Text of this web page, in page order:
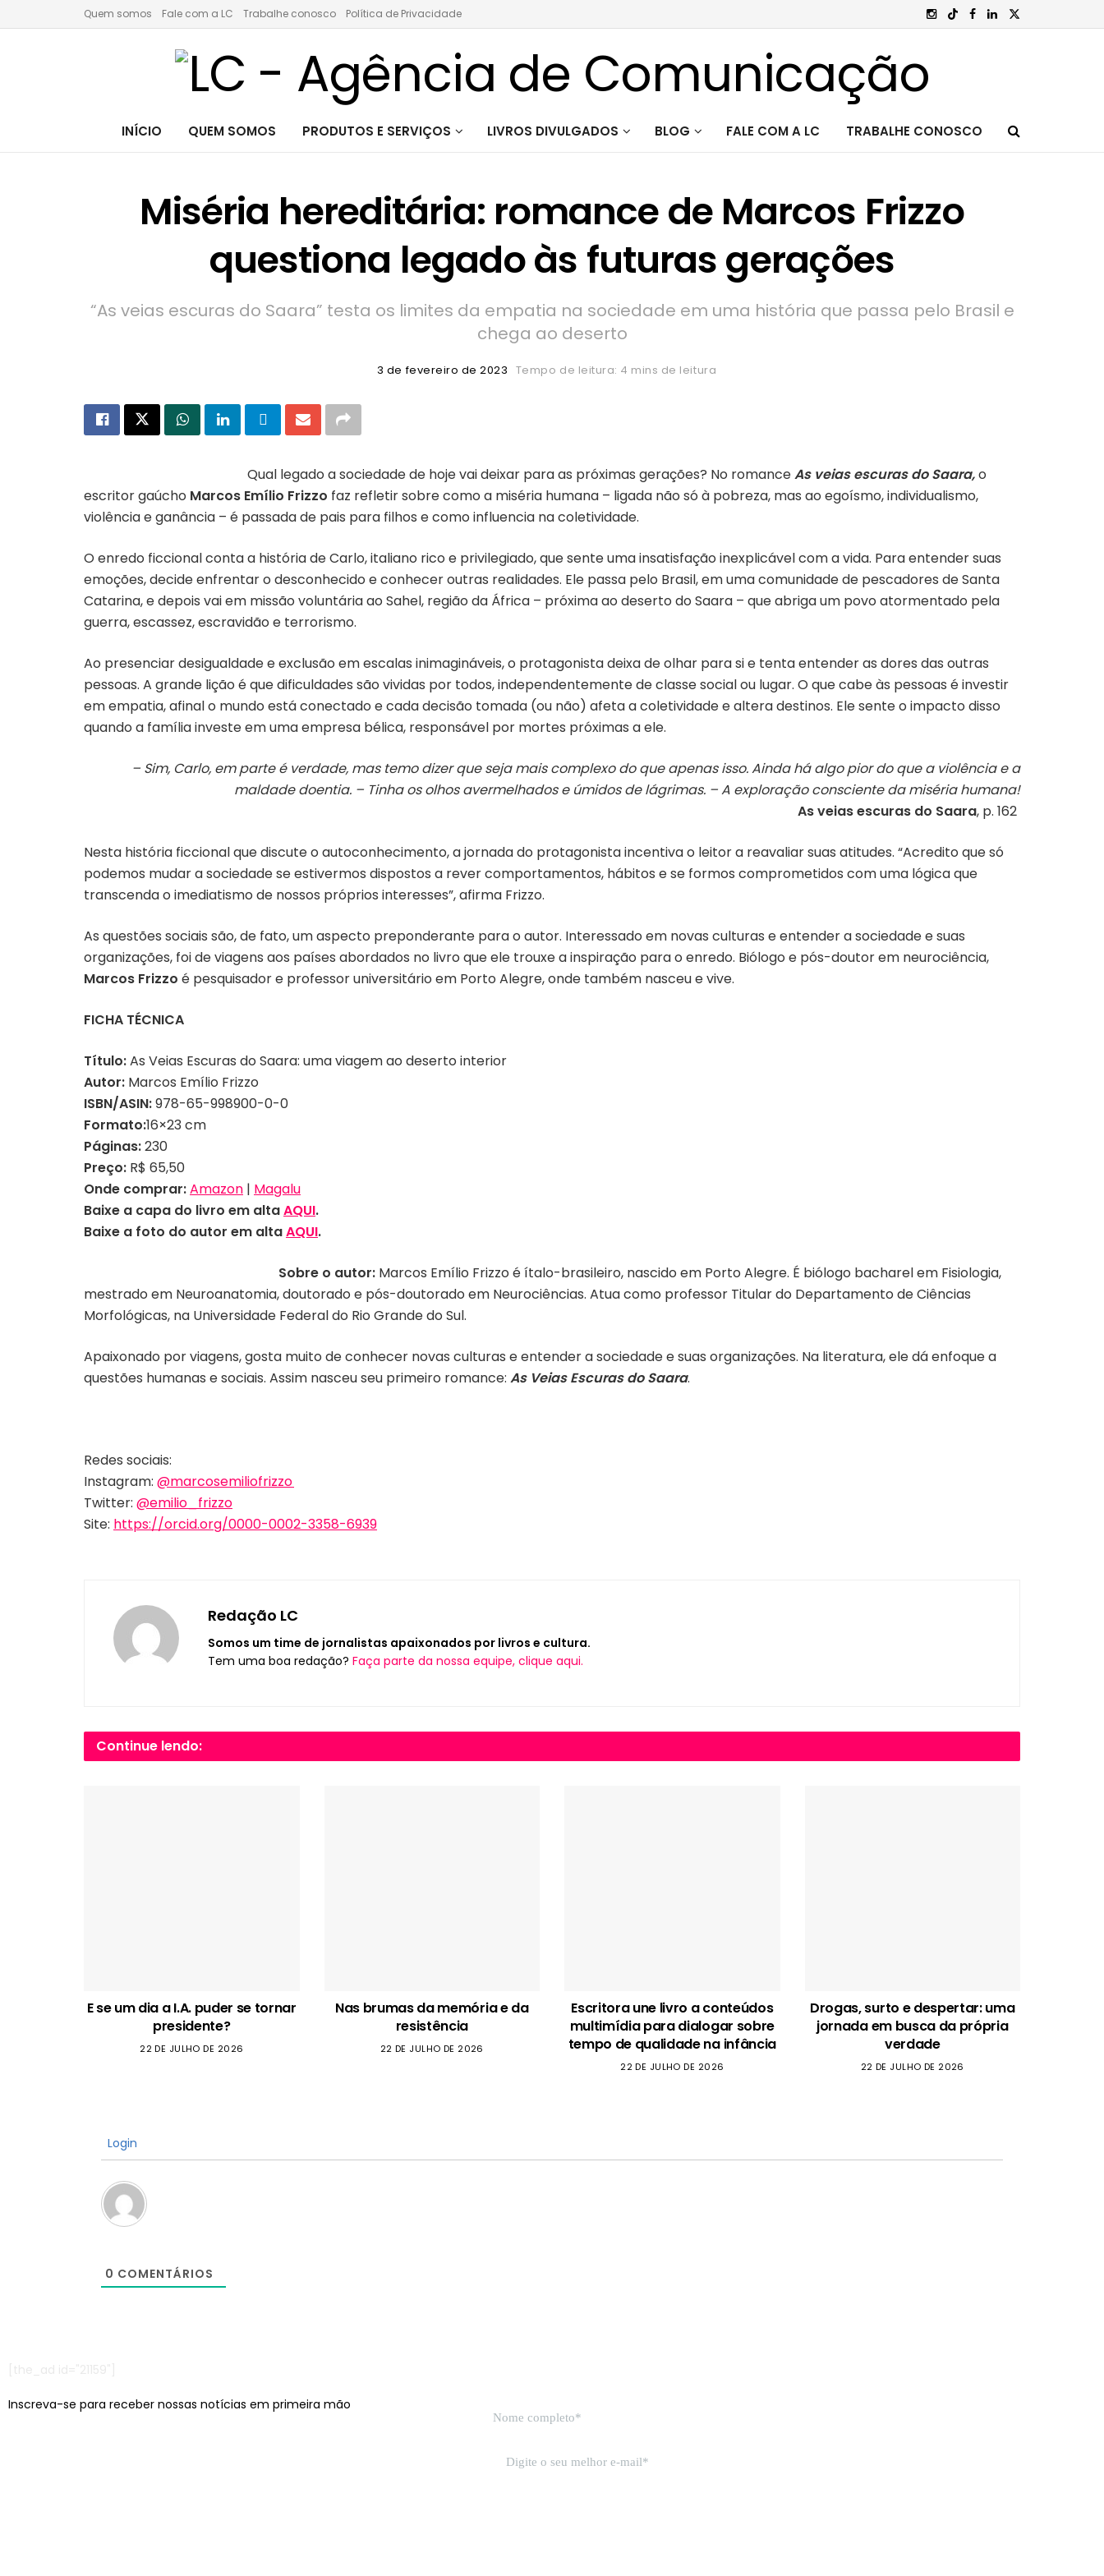
Quem somos Fale com a LC Trabalhe conosco Política de Privacidade
INÍCIO QUEM SOMOS PRODUTOS E SERVIÇOS LIVROS DIVULGADOS BLOG FALE COM A LC TRABALHE CONOSCO
Miséria hereditária: romance de Marcos Frizzo
questiona legado às futuras gerações
“As veias escuras do Saara” testa os limites da empatia na sociedade em uma história que passa pelo Brasil e
chega ao deserto
3 de fevereiro de 2023 Tempo de leitura: 4 mins de leitura
Qual legado a sociedade de hoje vai deixar para as próximas gerações? No romanceAs veias escuras do Saara,o
escritor gaúcho Marcos Emílio Frizzo faz refletir sobre como a miséria humana – ligada não só à pobreza, mas ao egoísmo, individualismo,
violência e ganância – é passada de pais para filhos e como influencia na coletividade.
O enredo ficcional conta a história de Carlo, italiano rico e privilegiado, que sente uma insatisfação inexplicável com a vida. Para entender suas
emoções, decide enfrentar o desconhecido e conhecer outras realidades. Ele passa pelo Brasil, em uma comunidade de pescadores de Santa
Catarina, e depois vai em missão voluntária ao Sahel, região da África – próxima ao deserto do Saara – que abriga um povo atormentado pela
guerra, escassez, escravidão e terrorismo.
Ao presenciar desigualdade e exclusão em escalas inimagináveis, o protagonista deixa de olhar para si e tenta entender as dores das outras
pessoas. A grande lição é que dificuldades são vividas por todos, independentemente de classe social ou lugar. O que cabe às pessoas é investir
em empatia, afinal o mundo está conectado e cada decisão tomada (ou não) afeta a coletividade e altera destinos. Ele sente o impacto disso
quando a família investe em uma empresa bélica, responsável por mortes próximas a ele.
– Sim, Carlo, em parte é verdade, mas temo dizer que seja mais complexo do que apenas isso. Ainda há algo pior do que a violência e a
maldade doentia. – Tinha os olhos avermelhados e úmidos de lágrimas. – A exploração consciente da miséria humana!
As veias escuras do Saara, p. 162
Nesta história ficcional que discute o autoconhecimento, a jornada do protagonista incentiva o leitor a reavaliar suas atitudes. “Acredito que só
podemos mudar a sociedade se estivermos dispostos a rever comportamentos, hábitos e se formos comprometidos com uma lógica que
transcenda o imediatismo de nossos próprios interesses”, afirma Frizzo.
As questões sociais são, de fato, um aspecto preponderante para o autor. Interessado em novas culturas e entender a sociedade e suas
organizações, foi de viagens aos países abordados no livro que ele trouxe a inspiração para o enredo. Biólogo e pós-doutor em neurociência,
Marcos Frizzo é pesquisador e professor universitário em Porto Alegre, onde também nasceu e vive.
FICHA TÉCNICA
Título:As Veias Escuras do Saara: uma viagem ao deserto interior
Autor: Marcos Emílio Frizzo
ISBN/ASIN:978-65-998900-0-0
Formato:16×23 cm
Páginas:230
Preço: R$ 65,50
Onde comprar:Amazon | Magalu
Baixe a capa do livro em altaAQUI.
Baixe a foto do autor em altaAQUI.
Sobre o autor: Marcos Emílio Frizzo éítalo-brasileiro, nascido em Porto Alegre. É biólogo bacharel em Fisiologia,
mestrado em Neuroanatomia, doutorado e pós-doutorado em Neurociências. Atua como professor Titular do Departamento de Ciências
Morfológicas, na Universidade Federal do Rio Grande do Sul.
Apaixonado por viagens, gosta muito de conhecer novas culturas e entender a sociedade e suas organizações. Na literatura, ele dá enfoque a
questões humanas e sociais. Assim nasceu seu primeiro romance: As Veias Escuras do Saara.
Redes sociais:
Instagram: @marcosemiliofrizzo
Twitter: @emilio_frizzo
Site: https://orcid.org/0000-0002-3358-6939
Redação LC
Somos um time de jornalistas apaixonados por livros e cultura.
Tem uma boa redação? Faça parte da nossa equipe, clique aqui.
Continue lendo:
E se um dia a I.A. puder se tornar
presidente?
22 DE JULHO DE 2026
Nas brumas da memória e da
resistência
22 DE JULHO DE 2026
Escritora une livro a conteúdos
multimídia para dialogar sobre
tempo de qualidade na infância
22 DE JULHO DE 2026
Drogas, surto e despertar: uma
jornada em busca da própria
verdade
22 DE JULHO DE 2026
Login
0 COMENTÁRIOS
Inscreva-se para receber nossas notícias em primeira mão